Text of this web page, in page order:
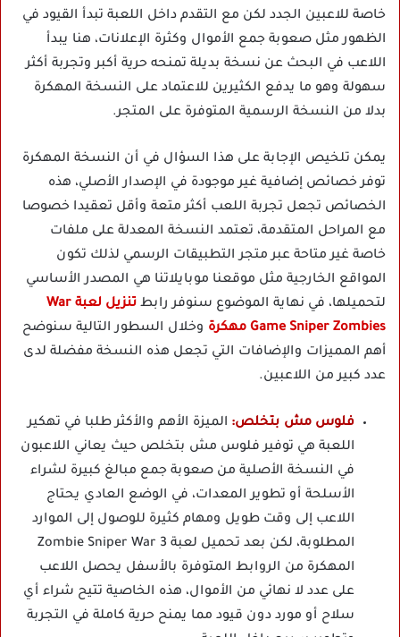
خاصة للاعبين الجدد لكن مع التقدم داخل اللعبة تبدأ القيود في
الظهور مثل صعوبة جمع الأموال وكثرة الإعلانات، هنا يبدأ
اللاعب في البحث عن نسخة بديلة تمنحه حرية أكبر وتجربة أكثر
سهولة وهو ما يدفع الكثيرين للاعتماد على النسخة المهكرة
بدلا من النسخة الرسمية المتوفرة على المتجر.
يمكن تلخيص الإجابة على هذا السؤال في أن النسخة المهكرة
توفر خصائص إضافية غير موجودة في الإصدار الأصلي، هذه
الخصائص تجعل تجربة اللعب أكثر متعة وأقل تعقيدا خصوصا
مع المراحل المتقدمة، تعتمد النسخة المعدلة على ملفات
خاصة غير متاحة عبر متجر التطبيقات الرسمي لذلك تكون
المواقع الخارجية مثل موقعنا موبايلاتنا هي المصدر الأساسي
لتحميلها، في نهاية الموضوع سنوفر رابط
تنزيل لعبة War
Game Sniper Zombies مهكرة
وخلال السطور التالية سنوضح
أهم المميزات والإضافات التي تجعل هذه النسخة مفضلة لدى
عدد كبير من اللاعبين.
فلوس مش بتخلص: الميزة الأهم والأكثر طلبا في تهكير
اللعبة هي توفير فلوس مش بتخلص حيث يعاني اللاعبون
في النسخة الأصلية من صعوبة جمع مبالغ كبيرة لشراء
الأسلحة أو تطوير المعدات، في الوضع العادي يحتاج
اللاعب إلى وقت طويل ومهام كثيرة للوصول إلى الموارد
المطلوبة، لكن بعد تحميل لعبة Zombie Sniper War 3
المهكرة من الروابط المتوفرة بالأسفل يحصل اللاعب
على عدد لا نهائي من الأموال، هذه الخاصية تتيح شراء أي
سلاح أو مورد دون قيود مما يمنح حرية كاملة في التجربة